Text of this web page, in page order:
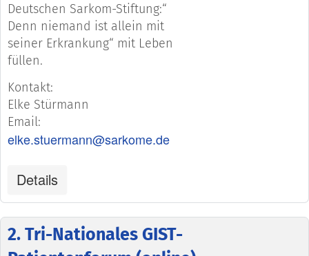
Deutschen Sarkom-Stiftung:“
Denn niemand ist allein mit
seiner Erkrankung“ mit Leben
füllen.
Kontakt:
Elke Stürmann
Email:
elke.stuermann@sarkome.de
Details
2. Tri-Nationales GIST-